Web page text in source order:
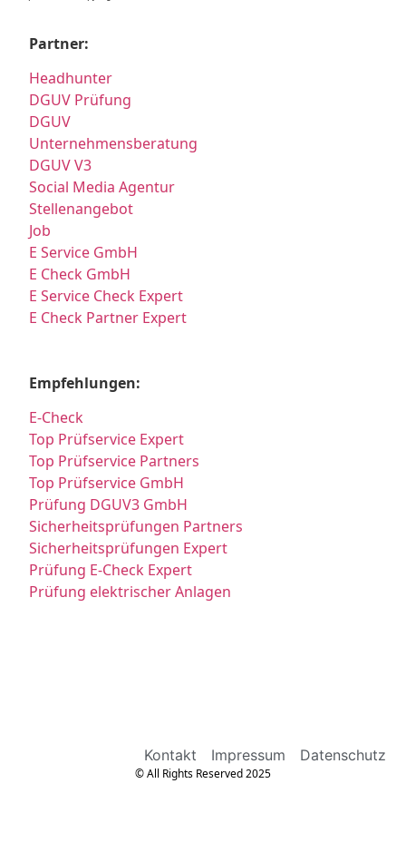
Partner:
Headhunter
DGUV Prüfung
DGUV
Unternehmensberatung
DGUV V3
Social Media Agentur
Stellenangebot
Job
E Service GmbH
E Check GmbH
E Service Check Expert
E Check Partner Expert
Empfehlungen:
E-Check
Top Prüfservice Expert
Top Prüfservice Partners
Top Prüfservice GmbH
Prüfung DGUV3 GmbH
Sicherheitsprüfungen Partners
Sicherheitsprüfungen Expert
Prüfung E-Check Expert
Prüfung elektrischer Anlagen
Kontakt Impressum Datenschutz
© All Rights Reserved 2025